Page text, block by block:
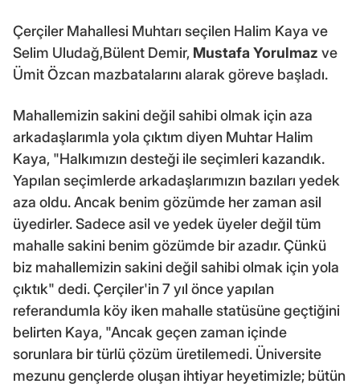
Çerçiler Mahallesi Muhtarı seçilen Halim Kaya ve
Selim Uludağ,Bülent Demir, Mustafa Yorulmaz ve
Ümit Özcan mazbatalarını alarak göreve başladı.
Mahallemizin sakini değil sahibi olmak için aza
arkadaşlarımla yola çıktım diyen Muhtar Halim
Kaya, "Halkımızın desteği ile seçimleri kazandık.
Yapılan seçimlerde arkadaşlarımızın bazıları yedek
aza oldu. Ancak benim gözümde her zaman asil
üyedirler. Sadece asil ve yedek üyeler değil tüm
mahalle sakini benim gözümde bir azadır. Çünkü
biz mahallemizin sakini değil sahibi olmak için yola
çıktık" dedi. Çerçiler'in 7 yıl önce yapılan
referandumla köy iken mahalle statüsüne geçtiğini
belirten Kaya, "Ancak geçen zaman içinde
sorunlara bir türlü çözüm üretilemedi. Üniversite
mezunu gençlerde oluşan ihtiyar heyetimizle; bütün